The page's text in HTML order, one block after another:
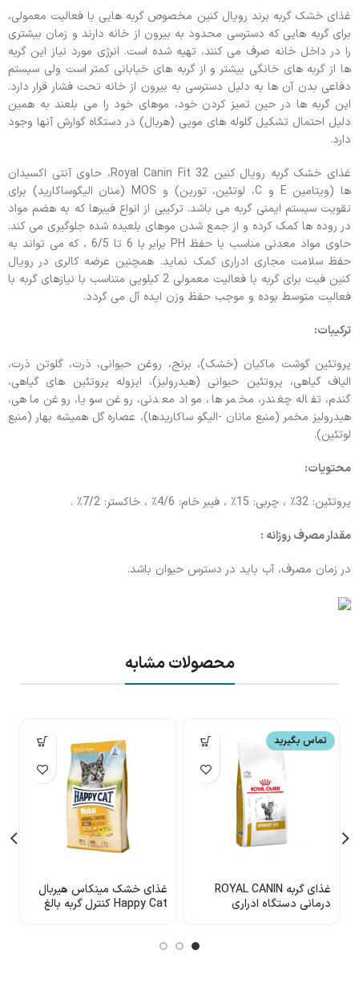
غذای خشک گربه برند رویال کنین مخصوص گربه هایی با فعالیت معمولی،
برای گربه هایی که دسترسی محدود به بیرون از خانه دارند و زمان بیشتری
را در داخل خانه صرف می کنند، تهیه شده است. انرژی مورد نیاز این گربه
ها از گربه های خانگی بیشتر و از گربه های خیابانی کمتر است ولی سیستم
دفاعی بدن آن ها به دلیل دسترسی به بیرون از خانه تحت فشار قرار دارد.
این گربه ها در حین تمیز کردن خود، موهای خود را می بلعند به همین
دلیل احتمال تشکیل گلوله های مویی (هربال) در دستگاه گوارش آنها وجود
دارد.
غذای خشک گربه رویال کنین Royal Canin Fit 32، حاوی آنتی اکسیدان
ها (ویتامین E و C، لوتئین، تورین) و MOS (منان الیگوساکارید) برای
تقویت سیستم ایمنی گربه می باشد. ترکیبی از انواع فیبرها که به هضم مواد
در روده ها کمک کرده و از جمع شدن موهای بلعیده شده جلوگیری می کند.
حاوی مواد معدنی مناسب با حفظ PH برابر با 6 تا 6/5 ، که می تواند به
حفظ سلامت مجاری ادراری کمک نماید. همچنین عرضه کالری در رویال
کنین فیت برای گربه با فعالیت معمولی 2 کیلویی متناسب با نیازهای گربه با
فعالیت متوسط بوده و موجب حفظ وزن ایده آل می گردد.
ترکیبات:
پروتئین گوشت ماکیان (خشک)، برنج، روغن حیوانی، ذرت، گلوتن ذرت،
الیاف گیاهی، پروتئین حیوانی (هیدرولیز)، ایزوله پروتئین های گیاهی،
گندم، تفاله چغندر، مخمر ها، مواد معدنی، روغن سویا، روغن ماهی،
هیدرولیز مخمر (منبع مانان -الیگو ساکاریدها)، عصاره گل همیشه بهار (منبع
لوتئین).
محتویات:
پروتئین: 32٪ ، چربی: 15٪ ، فیبر خام: 4/6٪ ، خاکستر: 7/2٪ .
مقدار مصرف روزانه :
در زمان مصرف، آب باید در دسترس حیوان باشد.
محصولات مشابه
تماس بگیرید
غذای گربه ROYAL CANIN
درمانی دستگاه ادراری
غذای خشک مینکاس هیربال
Happy Cat کنترل گربه بالغ